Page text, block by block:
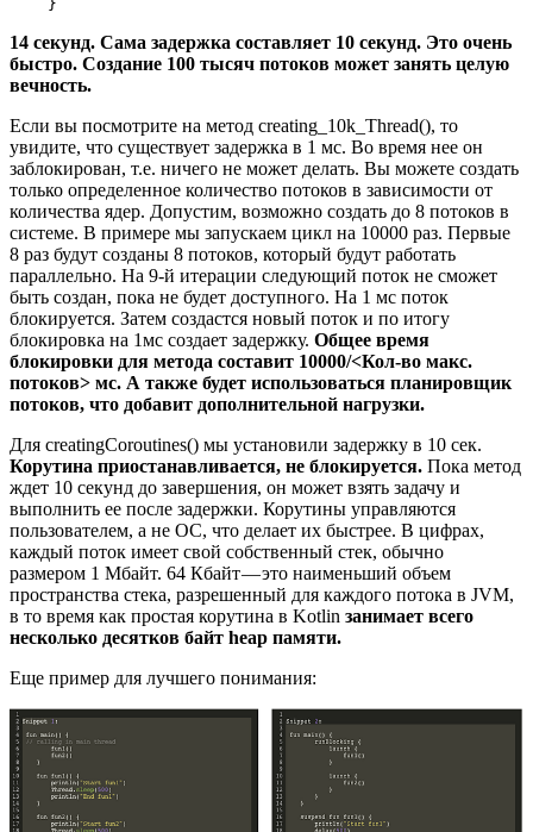
    }
14 секунд. Сама задержка составляет 10 секунд. Это очень
быстро. Создание 100 тысяч потоков может занять целую
вечность.
Если вы посмотрите на метод creating_10k_Thread(), то
увидите, что существует задержка в 1 мс. Во время нее он
заблокирован, т.е. ничего не может делать. Вы можете создать
только определенное количество потоков в зависимости от
количества ядер. Допустим, возможно создать до 8 потоков в
системе. В примере мы запускаем цикл на 10000 раз. Первые
8 раз будут созданы 8 потоков, который будут работать
параллельно. На 9-й итерации следующий поток не сможет
быть создан, пока не будет доступного. На 1 мс поток
блокируется. Затем создастся новый поток и по итогу
блокировка на 1мс создает задержку. Общее время
блокировки для метода составит 10000/<Кол-во макс.
потоков> мс. А также будет использоваться планировщик
потоков, что добавит дополнительной нагрузки.
Для creatingCoroutines() мы установили задержку в 10 сек.
Корутина приостанавливается, не блокируется. Пока метод
ждет 10 секунд до завершения, он может взять задачу и
выполнить ее после задержки. Корутины управляются
пользователем, а не ОС, что делает их быстрее. В цифрах,
каждый поток имеет свой собственный стек, обычно
размером 1 Мбайт. 64 Кбайт — это наименьший объем
пространства стека, разрешенный для каждого потока в JVM,
в то время как простая корутина в Kotlin занимает всего
несколько десятков байт heap памяти.
Еще пример для лучшего понимания: